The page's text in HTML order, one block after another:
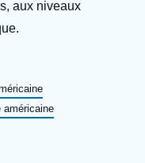
Orient
aux niveaux
américaine